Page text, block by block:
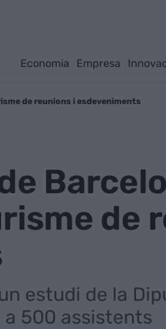
Economia Empresa
de reunions i esdeveniments
de
estudi de la
500 assistents